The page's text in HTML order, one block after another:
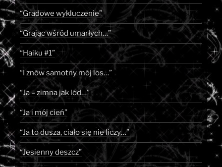
“Gradowe wykluczenie”
“Grając wśród umarłych…”
“Haiku #1”
“I znów samotny mój los…”
“Ja – zimna jak lód…”
“Ja i mój cień”
“Ja to dusza, ciało się nie liczy…”
“Jesienny deszcz”